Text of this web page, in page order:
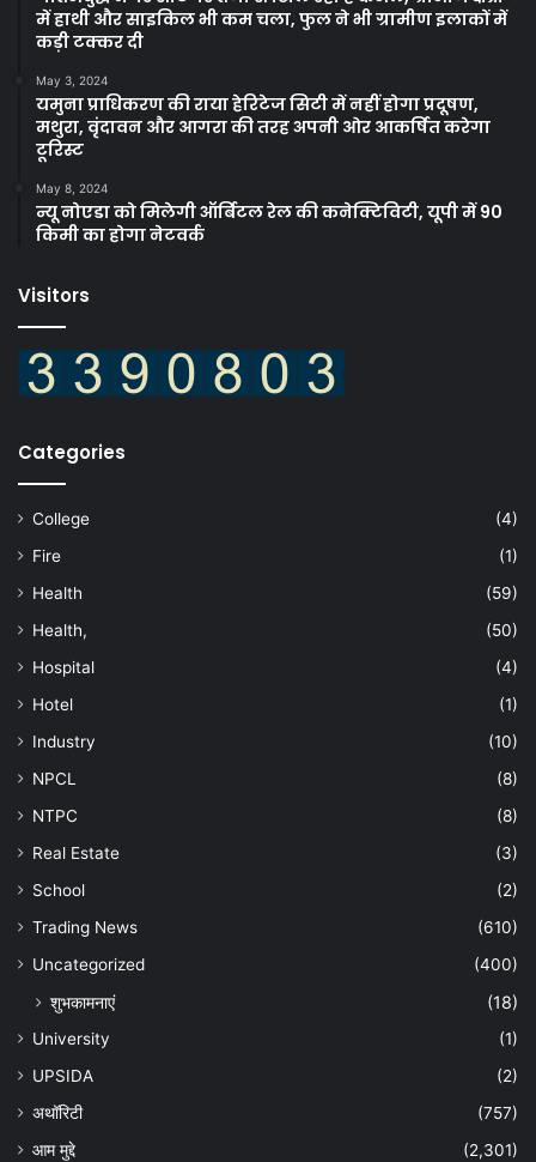
में हाथी और साइकिल भी कम चला, फुल ने भी ग्रामीण इलाकों में
कड़ी टक्कर दी
May 3, 2024
यमुना प्राधिकरण की राया हेरिटेज सिटी में नहीं होगा प्रदूषण,
मथुरा, वृंदावन और आगरा की तरह अपनी ओर आकर्षित करेगा
टूरिस्ट
May 8, 2024
न्यू नोएडा को मिलेगी ऑर्बिटल रेल की कनेक्टिविटी, यूपी में 90
किमी का होगा नेटवर्क
Visitors
Categories
College
(4)
Fire
(1)
Health
(59)
Health,
(50)
Hospital
(4)
Hotel
(1)
Industry
(10)
NPCL
(8)
NTPC
(8)
Real Estate
(3)
School
(2)
Trading News
(610)
Uncategorized
(400)
शुभकामनाएं (18)
University
(1)
UPSIDA
(2)
अथॉरिटी
(757)
आम मुद्दे
(2,301)